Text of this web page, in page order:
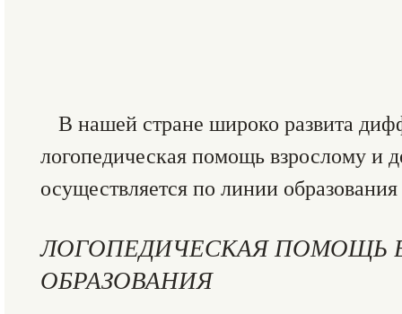
В нашей стране широко развита
логопедическая помощь взрослому и
осуществляется по линии
ЛОГОПЕДИЧЕСКАЯ ПОМОЩЬ
ОБРАЗОВАНИЯ